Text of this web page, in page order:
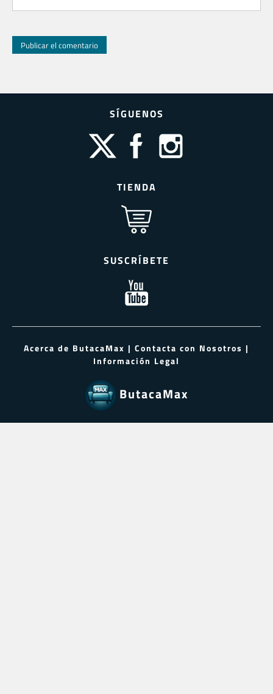
SÍGUENOS
TIENDA
SUSCRÍBETE
Acerca de ButacaMax | Contacta con Nosotros |
Información Legal
ButacaMax